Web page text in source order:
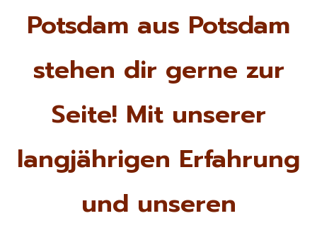
Potsdam aus Potsdam
stehen dir gerne zur
Seite! Mit unserer
langjährigen Erfahrung
und unseren